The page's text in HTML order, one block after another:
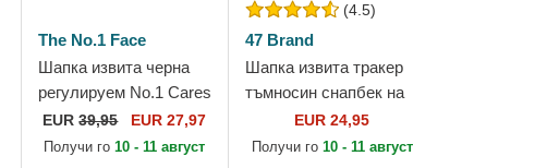
The No.1 Face
Шапка извита черна
регулируем No.1 Cares
Distressed Black Gold
от The No.1 Face
EUR39,95 EUR 27,97
Получи го10 - 11 август
(4.5)
47 Brand
Шапка извита тракер
тъмносин снапбек на
New York Yankees MLB
от 47 Brand
EUR 24,95
Получи го 10 - 11 август